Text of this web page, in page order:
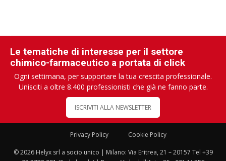
Le tematiche di interesse per il settore
chimico-farmaceutico a portata di click
Ogni settimana, per supportare la tua crescita professionale.
Unisciti a oltre 8.400 professionisti che già ne fanno parte.
ISCRIVITI ALLA NEWSLETTER
Privacy Policy Cookie Policy
© 2026 Helyx srl a socio unico | Milano: Via Eritrea, 21 – 20157 Tel +39